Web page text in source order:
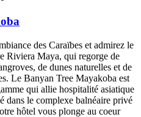
des Caraïbes et admirez le
Riviera Maya, qui regorge de
de dunes naturelles et de
Le Banyan Tree Mayakoba est
qui allie hospitalité asiatique
dans le complexe balnéaire privé
hôtel vous plonge au coeur